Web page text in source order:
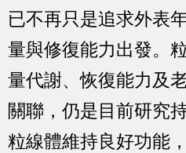
已不再只是追求外表
量與修復能力出發。
量代謝、恢復能力及
關聯，仍是目前研究
粒線體維持良好功能